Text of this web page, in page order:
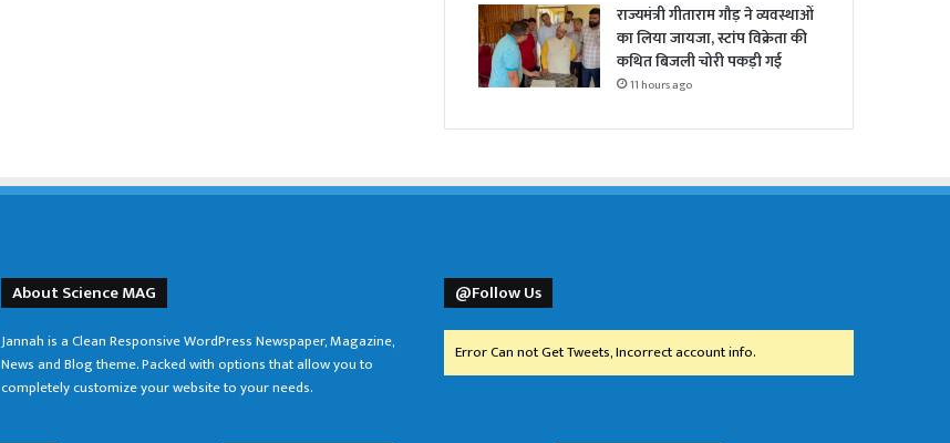
राज्यमंत्री गीताराम गौड़ ने व्यवस्थाओं
का लिया जायजा, स्टांप विक्रेता की
कथित बिजली चोरी पकड़ी गई
11 hours ago
About Science MAG
Jannah is a Clean Responsive WordPress Newspaper, Magazine,
News and Blog theme. Packed with options that allow you to
completely customize your website to your needs.
@Follow Us
Error Can not Get Tweets, Incorrect account info.